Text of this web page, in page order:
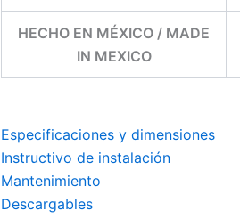
HECHO EN MÉXICO / MADE
IN MEXICO
Especificaciones y dimensiones
Instructivo de instalación
Mantenimiento
Descargables